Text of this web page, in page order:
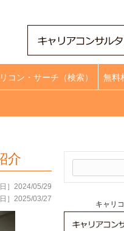
コン・サーチ（検索） 無料
介
日］2024/05/29
日］2025/03/27
キャリ